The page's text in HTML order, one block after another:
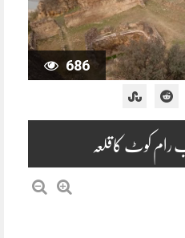
686
رام کوٹ کاقلعہ